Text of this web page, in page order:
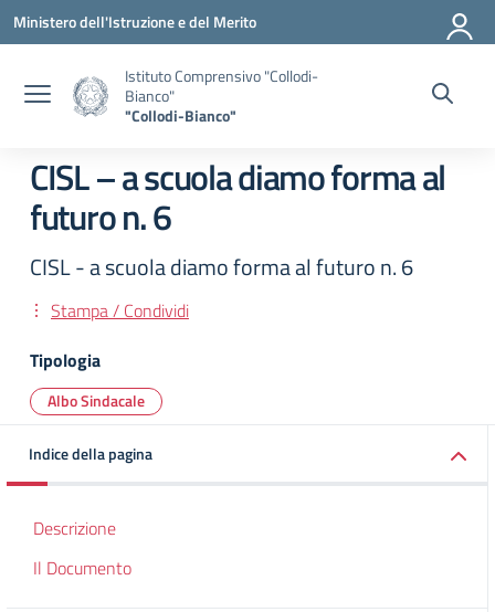
Vai ai contenuti
Vai al menu di navigazione
Vai al footer
Ministero dell'Istruzione e del Merito
Istituto Comprensivo "Collodi-
Bianco"
"Collodi-Bianco"
CISL – a scuola diamo forma al
futuro n. 6
CISL - a scuola diamo forma al futuro n. 6
Stampa / Condividi
Tipologia
Albo Sindacale
Indice della pagina
Descrizione
Il Documento